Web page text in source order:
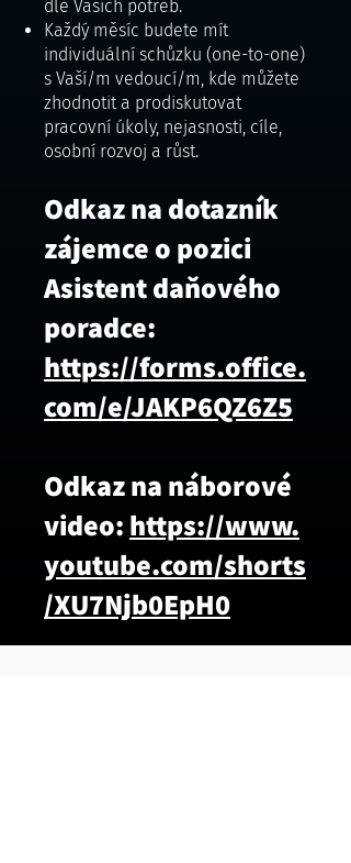
dle Vašich potřeb.
Každý měsíc budete mít
individuální schůzku (one-to-one)
s Vaší/m vedoucí/m, kde můžete
zhodnotit a prodiskutovat
pracovní úkoly, nejasnosti, cíle,
osobní rozvoj a růst.
Odkaz na dotazník
zájemce o pozici
Asistent daňového
poradce:
https://forms.office.
com/e/JAKP6QZ6Z5
Odkaz na náborové
video: https://www.
youtube.com/shorts
/XU7Njb0EpH0